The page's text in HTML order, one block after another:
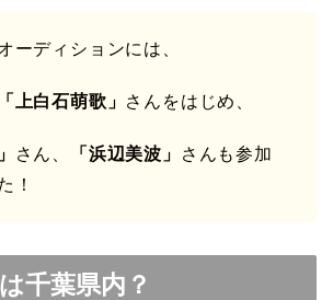
ーディションには、
「上白石萌歌」 さんをはじめ、
さん、 「浜辺美波」
さんも参加
！
千葉県内？